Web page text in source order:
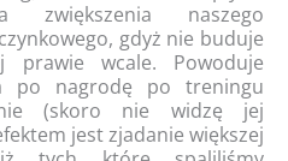
zwiększenia naszego
gdyż nie buduje
prawie wcale. Powoduje
po nagrodę po treningu
(skoro nie widzę jej
jest zjadanie większej